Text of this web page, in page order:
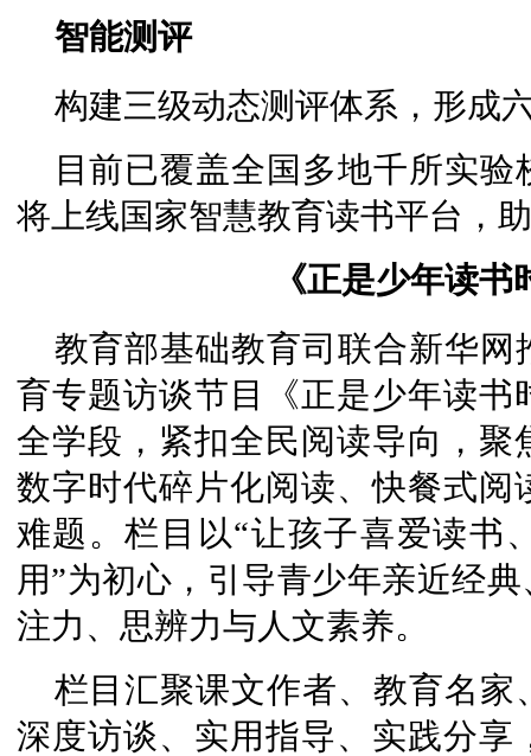
智能测评
构建三级动态测评体系，形成
目前已覆盖全国多地千所实
将上线国家智慧教育读书平台，
《正是少年读
教育部基础教育司联合新华
育专题访谈节目《正是少年读
全学段，紧扣全民阅读导向，
数字时代碎片化阅读、快餐式
难题。栏目以“让孩子喜爱读书
用”为初心，引导青少年亲近经
注力、思辨力与人文素养。
栏目汇聚课文作者、教育名
深度访谈、实用指导、实践分